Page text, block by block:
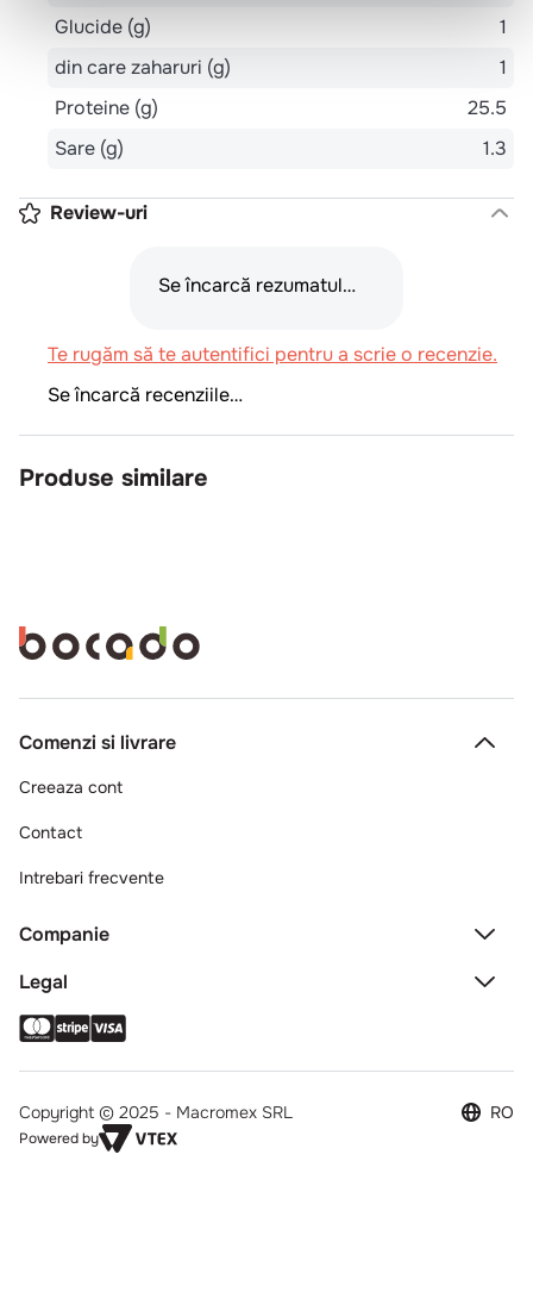
Glucide (g)
1
din care zaharuri (g)
1
Proteine (g)
25.5
Sare (g)
1.3
Review-uri
Se încarcă rezumatul…
Te rugăm să te autentifici pentru a scrie o recenzie.
Se încarcă recenziile…
Produse similare
Comenzi si livrare
Creeaza cont
Contact
Intrebari frecvente
Companie
Legal
Copyright © 2025 - Macromex SRL
Powered by
RO